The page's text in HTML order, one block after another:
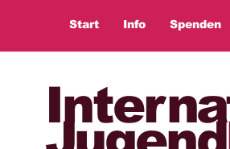
Start Info Spenden